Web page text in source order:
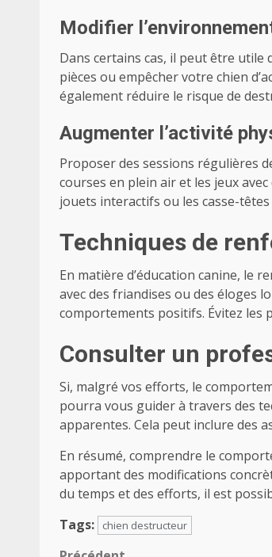
Modifier
Dans certains cas, il peut être utile
pièces ou empêcher votre chien
également réduire le risque de
Augmenter l’activité
Proposer des sessions régulières
courses en plein air et les jeux
jouets interactifs ou les casse-
Techniques de
En matière d’éducation canine, le
avec des friandises ou des éloges
comportements positifs. Évitez les
Consulter un
Si, malgré vos efforts, le
pourra vous guider à travers des
apparentes. Cela peut inclure des
En résumé, comprendre le
apportant des modifications
du temps et des efforts, il est
Tags:
chien destructeur